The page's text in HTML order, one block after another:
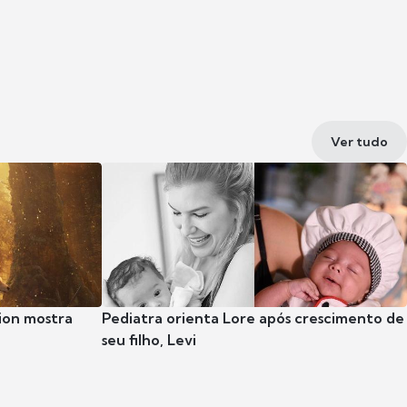
Ver tudo
mostra
Pediatra orienta Lore após crescimento de
seu filho, Levi